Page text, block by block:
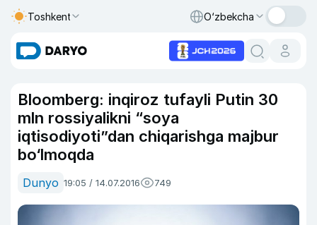
Toshkent O‘zbekcha
Bloomberg: inqiroz tufayli Putin 30
mln rossiyalikni “soya
iqtisodiyoti”dan chiqarishga majbur
bo‘lmoqda
Dunyo 19:05 / 14.07.2016 749